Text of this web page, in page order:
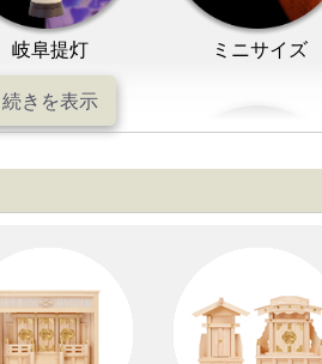
岐阜提灯 ミニサイズ
和紙・絹製 木・竹製